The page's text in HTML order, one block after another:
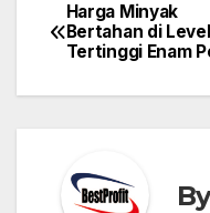
Post
navigation
Harga Minyak
Bertahan di Level
Tertinggi Enam